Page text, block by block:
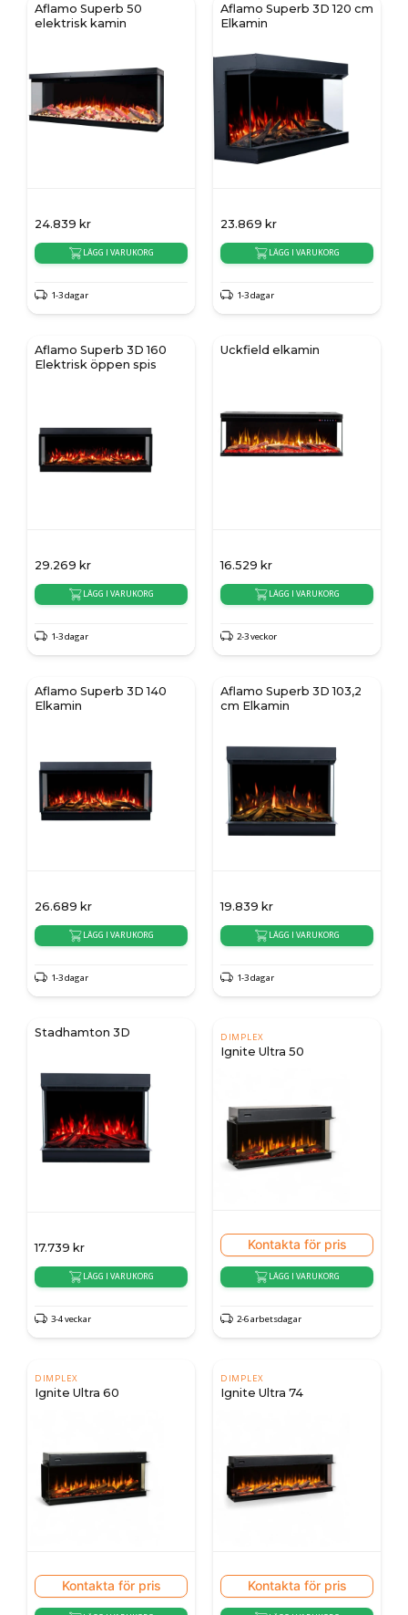
Aflamo Superb 50
elektrisk kamin
24.839 kr
LÄGG I VARUKORG
1-3 dagar
Aflamo Superb 3D 120 cm
Elkamin
23.869 kr
LÄGG I VARUKORG
1-3 dagar
Aflamo Superb 3D 160
Elektrisk öppen spis
29.269 kr
LÄGG I VARUKORG
1-3 dagar
Uckfield elkamin
16.529 kr
LÄGG I VARUKORG
2-3 veckor
Aflamo Superb 3D 140
Elkamin
26.689 kr
LÄGG I VARUKORG
1-3 dagar
Aflamo Superb 3D 103,2
cm Elkamin
19.839 kr
LÄGG I VARUKORG
1-3 dagar
Stadhamton 3D
17.739 kr
LÄGG I VARUKORG
3-4 veckar
DIMPLEX
Ignite Ultra 50
Kontakta för pris
LÄGG I VARUKORG
2-6 arbetsdagar
DIMPLEX
Ignite Ultra 60
Kontakta för pris
DIMPLEX
Ignite Ultra 74
Kontakta för pris